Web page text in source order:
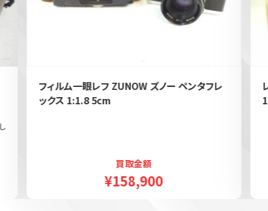
フィルム一眼レフ ZUNOW ズノー ペンタフレ
ックス 1:1.8 5cm
買取金額
¥158,900